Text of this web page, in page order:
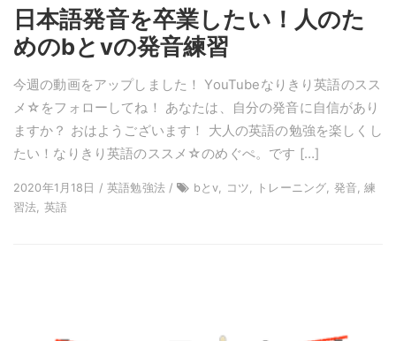
日本語発音を卒業したい！人のた
めのbとvの発音練習
今週の動画をアップしました！ YouTubeなりきり英語のスス
メ☆をフォローしてね！ あなたは、自分の発音に自信があり
ますか？ おはようございます！ 大人の英語の勉強を楽しくし
たい！なりきり英語のススメ☆のめぐぺ。です […]
2020年1月18日 / 英語勉強法 /
bとv, コツ, トレーニング, 発音, 練
習法, 英語